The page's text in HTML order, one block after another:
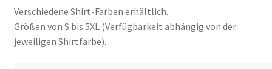
Verschiedene Shirt-Farben erhältlich.
Größen von S bis 5XL (Verfügbarkeit abhängig von der
jeweiligen Shirtfarbe).